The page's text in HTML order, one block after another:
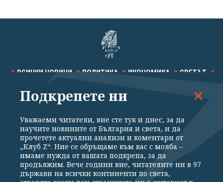
ВСИЧКИ НОВИНИ ПОЛИТИКА ИКОНОМИКА СВЕТЪТ
СПОРТ КУЛТУРА ТЕХНОЛОГИИ КАЛЕЙДОСКОП
Общи условия
Политика за поверителност
Подкрепете ни
Уважаеми читатели, вие сте тук и днес, за да
научите новините от България и света, и да
прочетете актуални анализи и коментари от
„Клуб Z“. Ние се обръщаме към вас с молба –
имаме нужда от вашата подкрепа, за да
продължим. Вече години вие, читателите ни в 97
държави на всички континенти по света,